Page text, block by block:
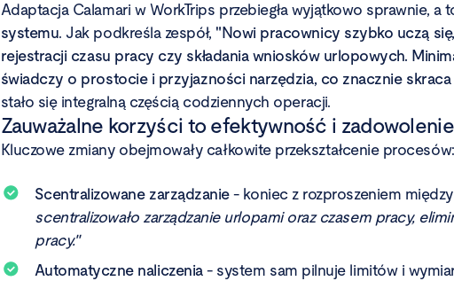
Adaptacja Calamari w WorkTrips przebiegła wyjątkowo sprawnie, a
systemu. Jak podkreśla zespół, "Nowi pracownicy szybko uczą
rejestracji czasu pracy czy składania wniosków urlopowych.
świadczy o prostocie i przyjazności narzędzia, co znacznie skraca
stało się integralną częścią codziennych operacji.
Zauważalne korzyści to efektywność i
Kluczowe zmiany obejmowały całkowite przekształcenie procesów:
Scentralizowane zarządzanie- koniec z rozproszeniem
scentralizowało zarządzanie urlopami oraz czasem pracy,
pracy."
Automatyczne naliczenia- system sam pilnuje limitów i